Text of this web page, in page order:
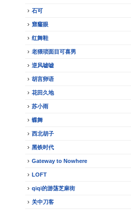
石可
窟窿眼
红舞鞋
老猥琐面目可喜男
逆风嘘嘘
胡言卵语
花田久地
苏小雨
蝶舞
西北胡子
黑铁时代
Gateway to Nowhere
LOFT
qiqi的游荡芝麻街
关中刀客